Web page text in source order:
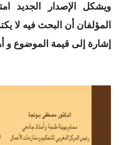
ويشكل الإصدار الجديد
المؤلفان أن البحث فيه لا
إشارة إلى قيمة الموضوع و